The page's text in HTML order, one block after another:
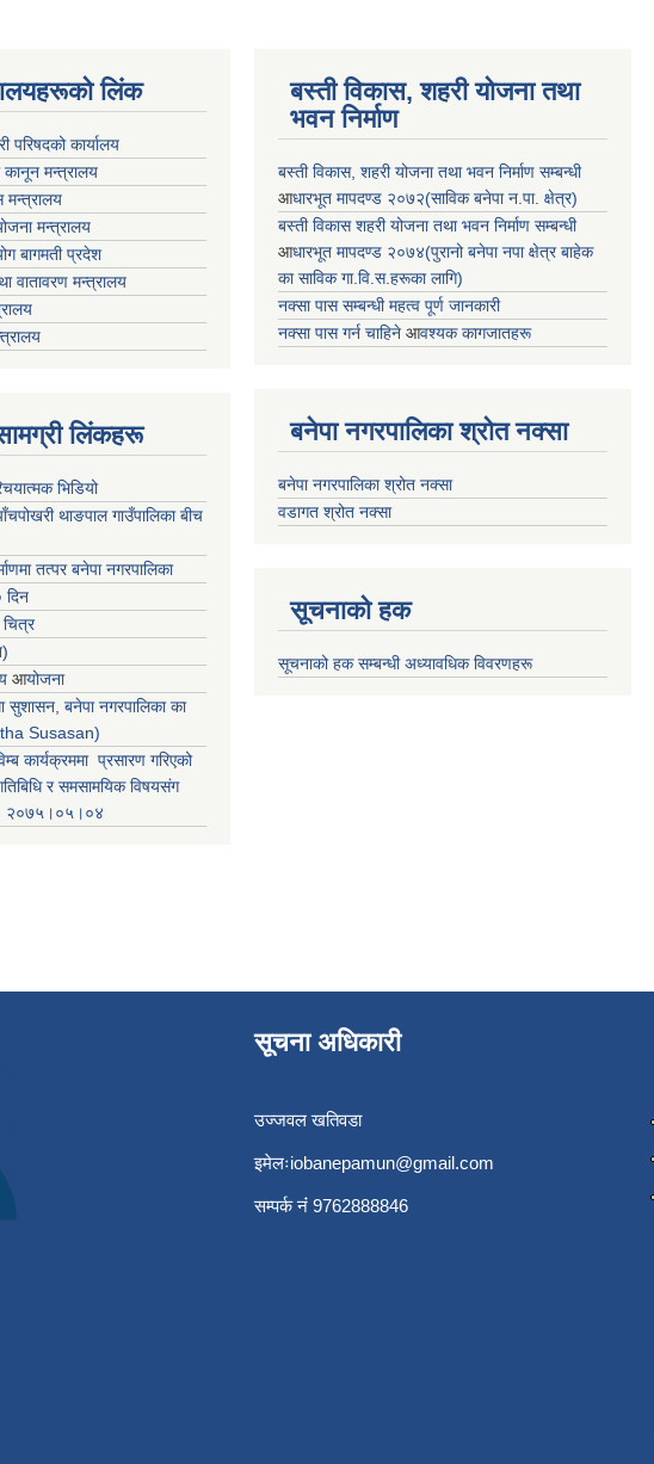
लिंक
परिषदको कार्यालय
कानून मन्त्रालय
मन्त्रालय
मन्त्रालय
बागमती प्रदेश
वातावरण मन्त्रालय
लिंकहरू
भिडियो
थाङपाल गाउँपालिका बीच
तत्पर बनेपा नगरपालिका
दिन
चित्र
आयोजना
सुशासन, बनेपा नगरपालिका का
Susasan)
कार्यक्रममा प्रसारण गरिएको
र समसामयिक विषयसंग
२०७५।०५।०४
बस्ती विकास, शहरी योजना तथा
भवन निर्माण
बस्ती विकास, शहरी योजना तथा भवन निर्माण सम्बन्धी
आधारभूत मापदण्ड २०७२(साविक बनेपा न.पा. क्षेत्र)
बस्ती विकास शहरी योजना तथा भवन निर्माण सम्बन्धी
आधारभूत मापदण्ड २०७४(पुरानो बनेपा नपा क्षेत्र बाहेक
का साविक गा.वि.स.हरूका लागि)
नक्सा पास सम्बन्धी महत्व पूर्ण जानकारी
नक्सा पास गर्न चाहिने आवश्यक कागजातहरू
बनेपा नगरपालिका श्रोत नक्सा
बनेपा नगरपालिका श्रोत नक्सा
वडागत श्रोत नक्सा
सूचनाको हक
सूचनाको हक सम्बन्धी अध्यावधिक विवरणहरू
सूचना अधिकारी
उज्जवल खतिवडा
इमेलःiobanepamun@gmail.com
सम्पर्क नंं 9762888846